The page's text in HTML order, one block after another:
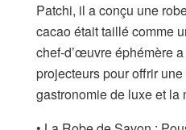
Patchi, il a conçu une
cacao était taillé comme
chef-d’œuvre éphémère
projecteurs pour offrir
gastronomie de luxe et la